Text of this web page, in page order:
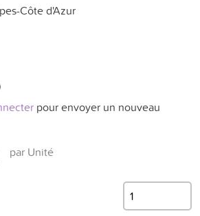
Côte d'Azur
pour envoyer un nouveau
par Unité